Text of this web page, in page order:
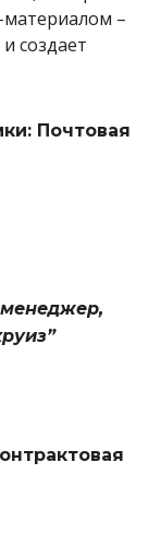
материалом –
создает
Почтовая